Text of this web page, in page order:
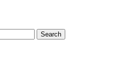
Search